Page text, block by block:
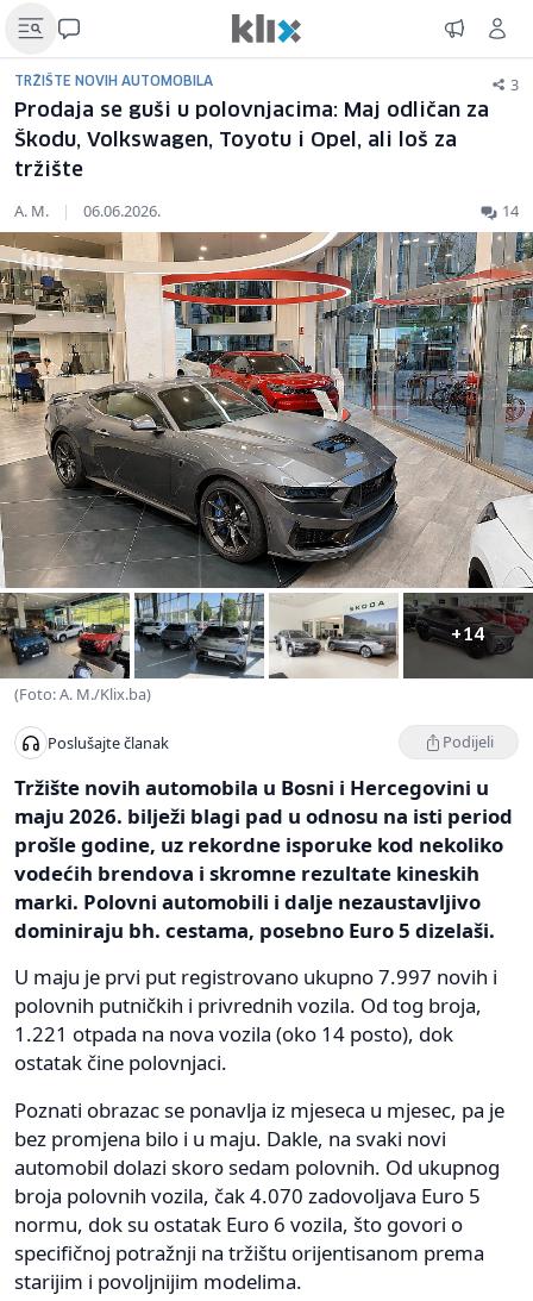
TRŽIŠTE NOVIH AUTOMOBILA 3
Prodaja se guši u polovnjacima: Maj odličan za
Škodu, Volkswagen, Toyotu i Opel, ali loš za
tržište
A. M. | 06.06.2026. 14
+14
(Foto: A. M./Klix.ba)
Poslušajte članak Podijeli
Tržište novih automobila u Bosni i Hercegovini u
maju 2026. bilježi blagi pad u odnosu na isti period
prošle godine, uz rekordne isporuke kod nekoliko
vodećih brendova i skromne rezultate kineskih
marki. Polovni automobili i dalje nezaustavljivo
dominiraju bh. cestama, posebno Euro 5 dizelaši.
U maju je prvi put registrovano ukupno 7.997 novih i
polovnih putničkih i privrednih vozila. Od tog broja,
1.221 otpada na nova vozila (oko 14 posto), dok
ostatak čine polovnjaci.
Poznati obrazac se ponavlja iz mjeseca u mjesec, pa je
bez promjena bilo i u maju. Dakle, na svaki novi
automobil dolazi skoro sedam polovnih. Od ukupnog
broja polovnih vozila, čak 4.070 zadovoljava Euro 5
normu, dok su ostatak Euro 6 vozila, što govori o
specifičnoj potražnji na tržištu orijentisanom prema
starijim i povoljnijim modelima.